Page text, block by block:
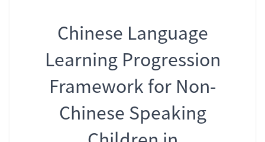
Chinese Language
Learning Progression
Framework for Non-
Chinese Speaking